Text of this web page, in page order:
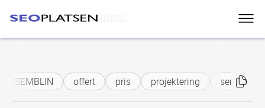
Skip to main content
ASSEMBLIN offert pris projektering